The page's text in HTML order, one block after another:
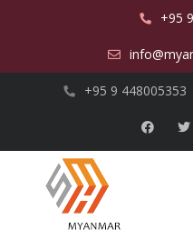
+95
+95 9 448005353